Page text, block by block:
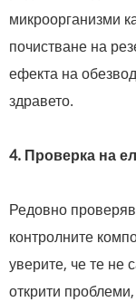
микроорганизми
почистване на
ефекта на
здравето.
4. Проверка на
Редовно
контролните
уверите, че те не
открити